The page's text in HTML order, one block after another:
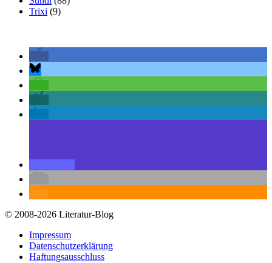
Trixi (9)
© 2008-2026 Literatur-Blog
Impressum
Datenschutzerklärung
Haftungsausschluss